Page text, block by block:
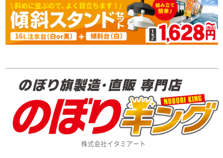
株式会社イタミアート